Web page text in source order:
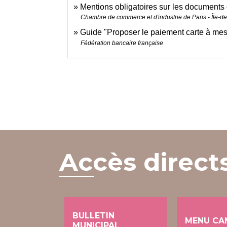
Mentions obligatoires sur les
Chambre de commerce et d'industrie de Paris - Île-
Guide "Proposer le paiement carte à
Fédération bancaire française
Accès
BULLETIN
MENU